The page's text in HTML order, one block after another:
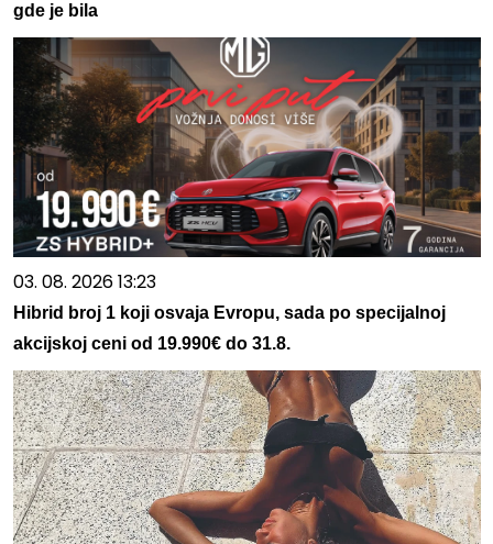
gde je bila
03. 08. 2026 13:23
Hibrid broj 1 koji osvaja Evropu, sada po specijalnoj
akcijskoj ceni od 19.990€ do 31.8.